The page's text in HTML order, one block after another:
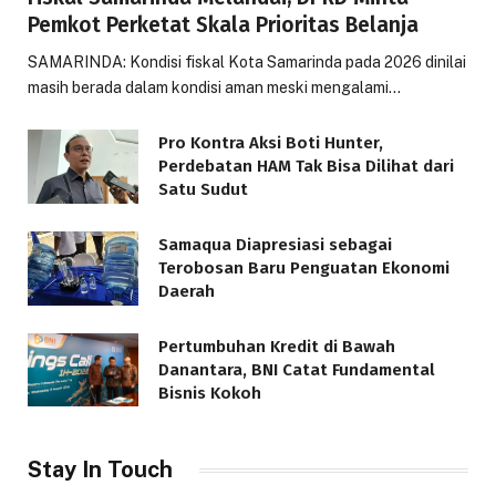
Pemkot Perketat Skala Prioritas Belanja
SAMARINDA: Kondisi fiskal Kota Samarinda pada 2026 dinilai
masih berada dalam kondisi aman meski mengalami…
Pro Kontra Aksi Boti Hunter,
Perdebatan HAM Tak Bisa Dilihat dari
Satu Sudut
Samaqua Diapresiasi sebagai
Terobosan Baru Penguatan Ekonomi
Daerah
Pertumbuhan Kredit di Bawah
Danantara, BNI Catat Fundamental
Bisnis Kokoh
Stay In Touch